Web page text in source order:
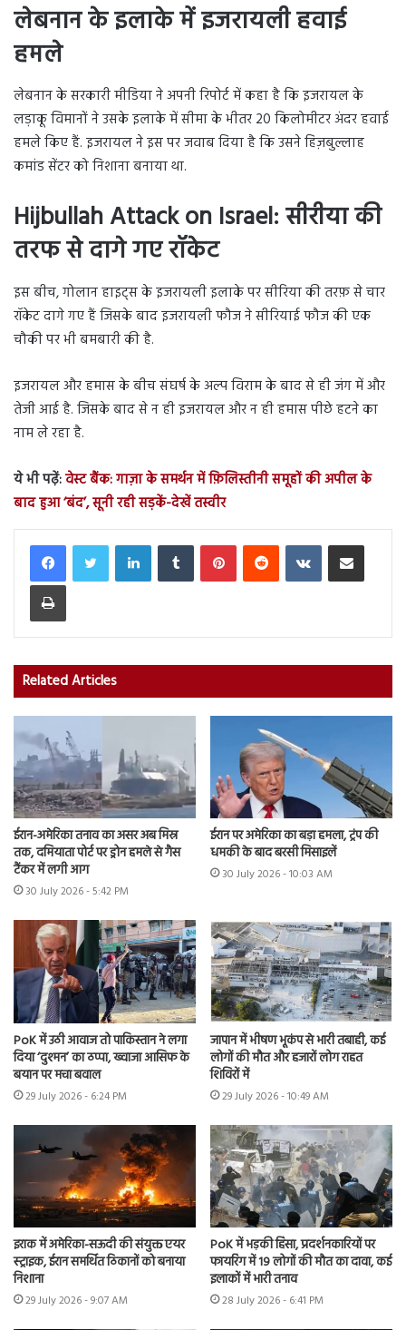
लेबनान के इलाके में इजरायली हवाई
हमले
लेबनान के सरकारी मीडिया ने अपनी रिपोर्ट में कहा है कि इजरायल के
लड़ाकू विमानों ने उसके इलाके में सीमा के भीतर 20 किलोमीटर अंदर हवाई
हमले किए हैं. इजरायल ने इस पर जवाब दिया है कि उसने हिज़बुल्लाह
कमांड सेंटर को निशाना बनाया था.
Hijbullah Attack on Israel: सीरीया की
तरफ से दागे गए रॉकेट
इस बीच, गोलान हाइट्स के इजरायली इलाके पर सीरिया की तरफ़ से चार
रॉकेट दागे गए हैं जिसके बाद इजरायली फौज ने सीरियाई फौज की एक
चौकी पर भी बमबारी की है.
इजरायल और हमास के बीच संघर्ष के अल्प विराम के बाद से ही जंग में और
तेजी आई है. जिसके बाद से न ही इजरायल और न ही हमास पीछे हटने का
नाम ले रहा है.
ये भी पढ़ें:वेस्ट बैंक: गाज़ा के समर्थन में फ़िलिस्तीनी समूहों की अपील के
बाद हुआ ‘बंद’, सूनी रही सड़कें-देखें तस्वीर
LinkedInTumblr PinterestReddit VKontakteShare via Email
Print
Related Articles
ईरान-अमेरिका तनाव का असर अब मिस्र
तक, दमियाता पोर्ट पर ड्रोन हमले से गैस
टैंकर में लगी आग
30 July 2026 - 5:42 PM
ईरान पर अमेरिका का बड़ा हमला, ट्रंप की
धमकी के बाद बरसी मिसाइलें
30 July 2026 - 10:03 AM
PoK में उठी आवाज तो पाकिस्तान ने लगा
दिया ‘दुश्मन’ का ठप्पा, ख्वाजा आसिफ के
बयान पर मचा बवाल
29 July 2026 - 6:24 PM
जापान में भीषण भूकंप से भारी तबाही, कई
लोगों की मौत और हजारों लोग राहत
शिविरों में
29 July 2026 - 10:49 AM
इराक में अमेरिका-सऊदी की संयुक्त एयर
स्ट्राइक, ईरान समर्थित ठिकानों को बनाया
निशाना
29 July 2026 - 9:07 AM
PoK में भड़की हिंसा, प्रदर्शनकारियों पर
फायरिंग में 19 लोगों की मौत का दावा, कई
इलाकों में भारी तनाव
28 July 2026 - 6:41 PM